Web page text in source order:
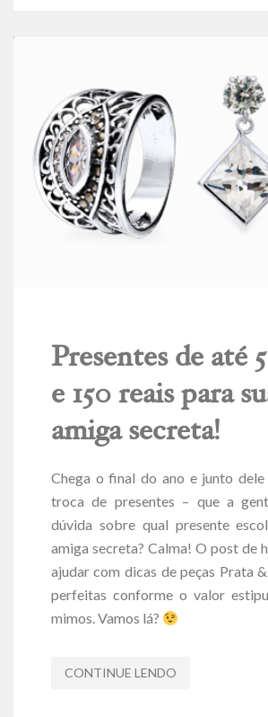
Presentes de até
e 150 reais para
amiga secreta!
Chega o final do ano e junto
troca de presentes – que a
dúvida sobre qual presente
amiga secreta? Calma! O post de
ajudar com dicas de peças Prata
perfeitas conforme o valor
mimos. Vamos lá?
CONTINUE LENDO